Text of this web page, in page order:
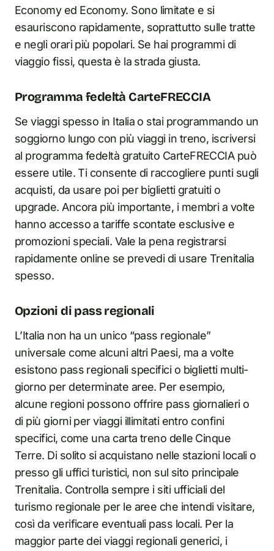
Economy ed Economy. Sono limitate e si
esauriscono rapidamente, soprattutto sulle tratte
e negli orari più popolari. Se hai programmi di
viaggio fissi, questa è la strada giusta.
Programma fedeltà CarteFRECCIA
Se viaggi spesso in Italia o stai programmando un
soggiorno lungo con più viaggi in treno, iscriversi
al programma fedeltà gratuito CarteFRECCIA può
essere utile. Ti consente di raccogliere punti sugli
acquisti, da usare poi per biglietti gratuiti o
upgrade. Ancora più importante, i membri a volte
hanno accesso a tariffe scontate esclusive e
promozioni speciali. Vale la pena registrarsi
rapidamente online se prevedi di usare Trenitalia
spesso.
Opzioni di pass regionali
L’Italia non ha un unico “pass regionale”
universale come alcuni altri Paesi, ma a volte
esistono pass regionali specifici o biglietti multi-
giorno per determinate aree. Per esempio,
alcune regioni possono offrire pass giornalieri o
di più giorni per viaggi illimitati entro confini
specifici, come una carta treno delle Cinque
Terre. Di solito si acquistano nelle stazioni locali o
presso gli uffici turistici, non sul sito principale
Trenitalia. Controlla sempre i siti ufficiali del
turismo regionale per le aree che intendi visitare,
così da verificare eventuali pass locali. Per la
maggior parte dei viaggi regionali generici, i